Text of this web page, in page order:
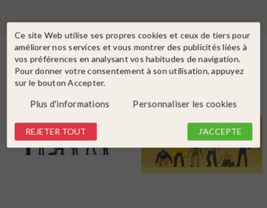
Dans la même catégorie
Ce site Web utilise ses propres cookies et ceux de tiers pour
améliorer nos services et vous montrer des publicités liées à
vos préférences en analysant vos habitudes de navigation.
Pour donner votre consentement à son utilisation, appuyez
sur le bouton Accepter.
Plus d'informations Personnaliser les cookies
REJETER TOUT J'ACCEPTE